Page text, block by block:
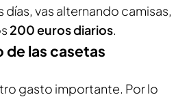
vas alternando camisas,
200 euros diarios.
de las casetas
gasto importante. Por lo